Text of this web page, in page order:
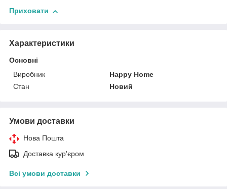
Приховати
Характеристики
Основні
Виробник
Happy Home
Стан
Новий
Умови доставки
Нова Пошта
Доставка кур'єром
Всі умови доставки